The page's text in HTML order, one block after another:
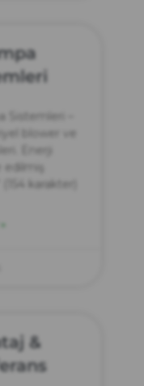
Sistemleri –
blower ve
Enerji
karakter)
&